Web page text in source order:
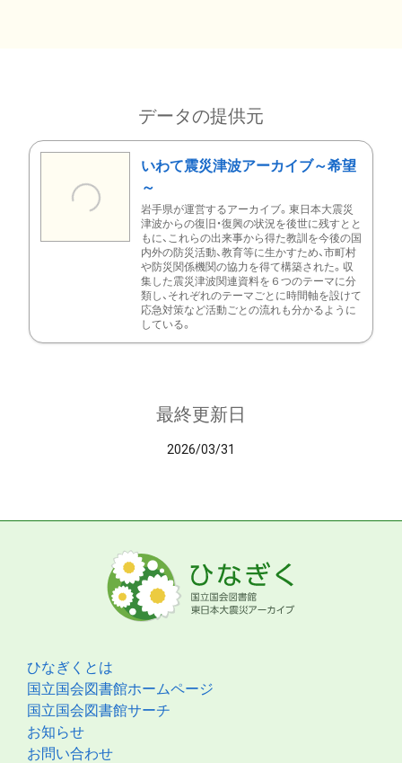
データの提供元
いわて震災津波アーカイブ～希望
～
岩手県が運営するアーカイブ。東日本大震災
津波からの復旧・復興の状況を後世に残すとと
もに、これらの出来事から得た教訓を今後の国
内外の防災活動、教育等に生かすため、市町村
や防災関係機関の協力を得て構築された。収
集した震災津波関連資料を６つのテーマに分
類し、それぞれのテーマごとに時間軸を設けて
応急対策など活動ごとの流れも分かるように
している。
最終更新日
2026/03/31
ひなぎくとは
国立国会図書館ホームページ
国立国会図書館サーチ
お知らせ
お問い合わせ